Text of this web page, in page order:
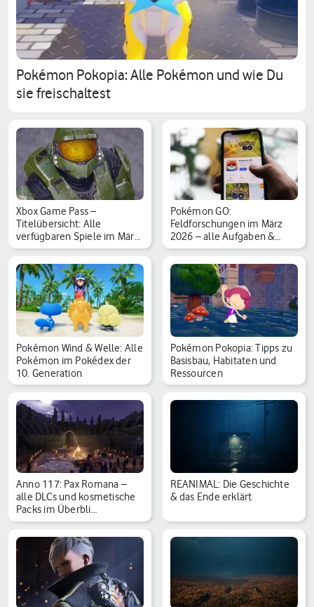
Pokémon Pokopia: Alle Pokémon und wie Du
sie freischaltest
Xbox Game Pass –
Titelübersicht: Alle
verfügbaren Spiele im März
…
Pokémon GO:
Feldforschungen im März
2026 – alle Aufgaben &
Belohn…
Pokémon Wind & Welle: Alle
Pokémon im Pokédex der
10. Generation
Pokémon Pokopia: Tipps zu
Basisbau, Habitaten und
Ressourcen
Anno 117: Pax Romana –
alle DLCs und kosmetische
Packs im Überbli…
REANIMAL: Die Geschichte
& das Ende erklärt